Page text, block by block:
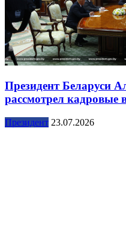
Президент Беларуси
рассмотрел кадровые
Президент 23.07.2026